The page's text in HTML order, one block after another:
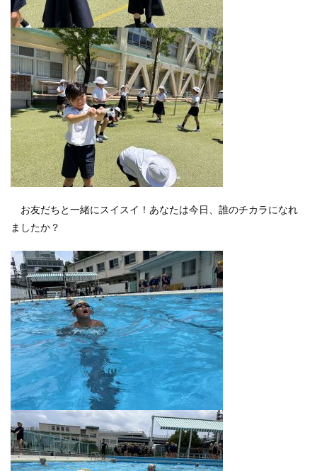
お友だちと一緒にスイスイ！あなたは今日、誰のチカラになれ
ましたか？